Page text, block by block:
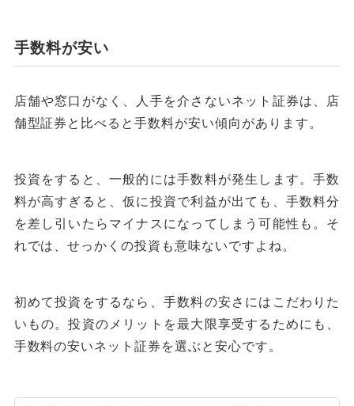
手数料が安い
店舗や窓口がなく、人手を介さないネット証券は、店
舗型証券と比べると手数料が安い傾向があります。
投資をすると、一般的には手数料が発生します。手数
料が高すぎると、仮に投資で利益が出ても、手数料分
を差し引いたらマイナスになってしまう可能性も。そ
れでは、せっかくの投資も意味ないですよね。
初めて投資をするなら、手数料の安さにはこだわりた
いもの。投資のメリットを最大限享受するためにも、
手数料の安いネット証券を選ぶと安心です。